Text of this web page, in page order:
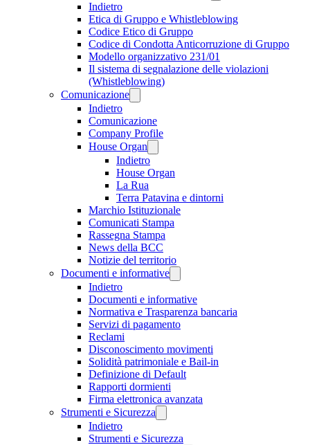
Indietro
Etica di Gruppo e Whistleblowing
Codice Etico di Gruppo
Codice di Condotta Anticorruzione di Gruppo
Modello organizzativo 231/01
Il sistema di segnalazione delle violazioni
(Whistleblowing)
Comunicazione
Indietro
Comunicazione
Company Profile
House Organ
Indietro
House Organ
La Rua
Terra Patavina e dintorni
Marchio Istituzionale
Comunicati Stampa
Rassegna Stampa
News della BCC
Notizie del territorio
Documenti e informative
Indietro
Documenti e informative
Normativa e Trasparenza bancaria
Servizi di pagamento
Reclami
Disconoscimento movimenti
Solidità patrimoniale e Bail-in
Definizione di Default
Rapporti dormienti
Firma elettronica avanzata
Strumenti e Sicurezza
Indietro
Strumenti e Sicurezza